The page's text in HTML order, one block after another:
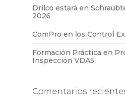
Drilco estará en
2026
ComPro en los Control
Formación Práctica en
Inspección VDA5
Comentarios